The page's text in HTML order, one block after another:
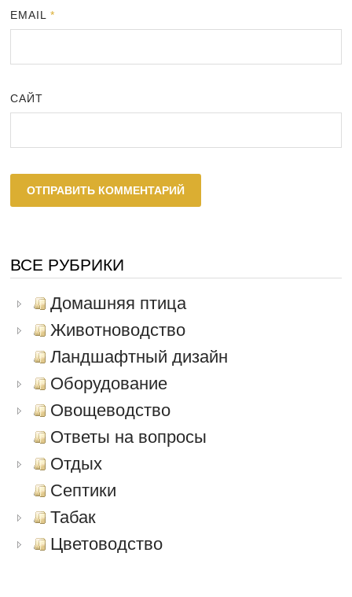
EMAIL*
САЙТ
ВСЕ РУБРИКИ
Домашняя птица
Животноводство
Ландшафтный дизайн
Оборудование
Овощеводство
Ответы на вопросы
Отдых
Септики
Табак
Цветоводство